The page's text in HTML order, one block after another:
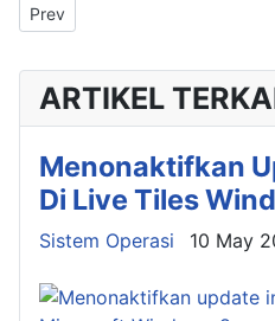
Previous article: 5 Distro Linux
Prev
ARTIKEL
Menonaktifkan
Di Live Tiles
Details
Sistem Operasi 10 May